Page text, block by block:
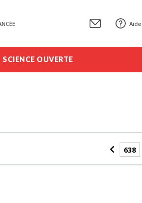
Aide
SCIENCE OUVERTE